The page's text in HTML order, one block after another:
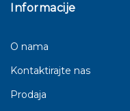
Informacije
O nama
Kontaktirajte nas
Prodaja